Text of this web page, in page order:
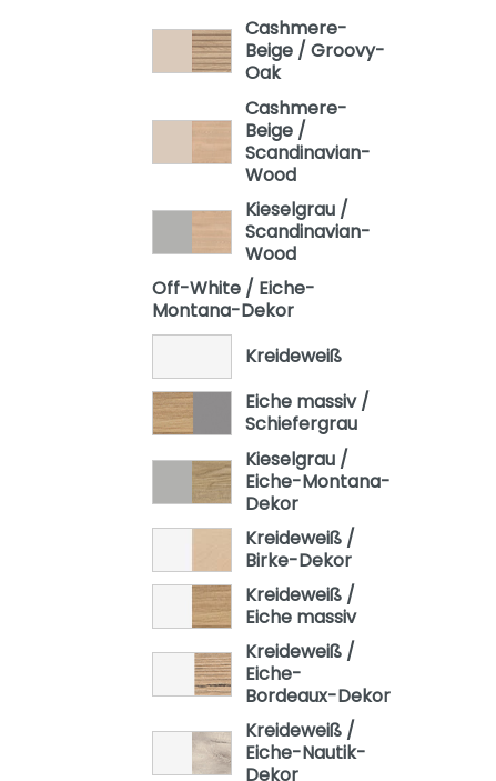
Cashmere-
Beige / Groovy-
Oak
Cashmere-
Beige /
Scandinavian-
Wood
Kieselgrau /
Scandinavian-
Wood
Off-White / Eiche-
Montana-Dekor
Kreideweiß
Eiche massiv /
Schiefergrau
Kieselgrau /
Eiche-Montana-
Dekor
Kreideweiß /
Birke-Dekor
Kreideweiß /
Eiche massiv
Kreideweiß /
Eiche-
Bordeaux-Dekor
Kreideweiß /
Eiche-Nautik-
Dekor